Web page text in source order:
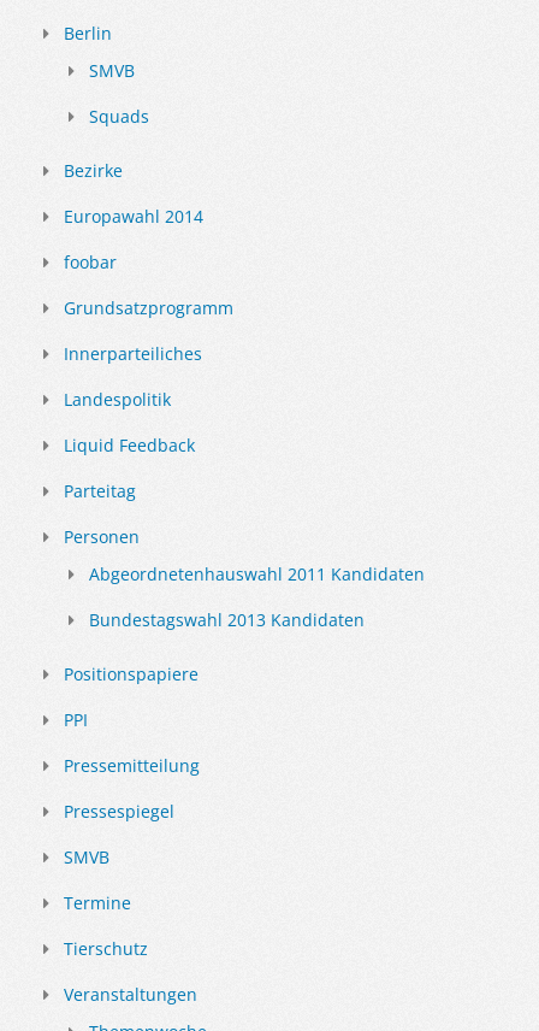
Berlin
SMVB
Squads
Bezirke
Europawahl 2014
foobar
Grundsatzprogramm
Innerparteiliches
Landespolitik
Liquid Feedback
Parteitag
Personen
Abgeordnetenhauswahl 2011 Kandidaten
Bundestagswahl 2013 Kandidaten
Positionspapiere
PPI
Pressemitteilung
Pressespiegel
SMVB
Termine
Tierschutz
Veranstaltungen